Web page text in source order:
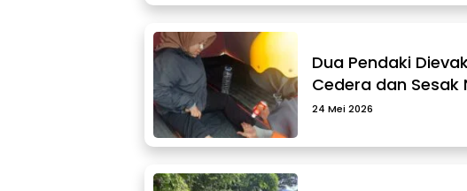
Dua Pendaki
Cedera dan Sesak
24 Mei 2026